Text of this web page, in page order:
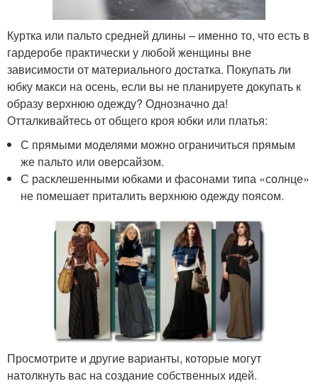
Куртка или пальто средней длины – именно то, что есть в
гардеробе практически у любой женщины вне
зависимости от материального достатка. Покупать ли
юбку макси на осень, если вы не планируете докупать к
образу верхнюю одежду? Однозначно да!
Отталкивайтесь от общего кроя юбки или платья:
С прямыми моделями можно ограничиться прямым
же пальто или оверсайзом.
С расклешенными юбками и фасонами типа «солнце»
не помешает приталить верхнюю одежду поясом.
Просмотрите и другие варианты, которые могут
натолкнуть вас на создание собственных идей.